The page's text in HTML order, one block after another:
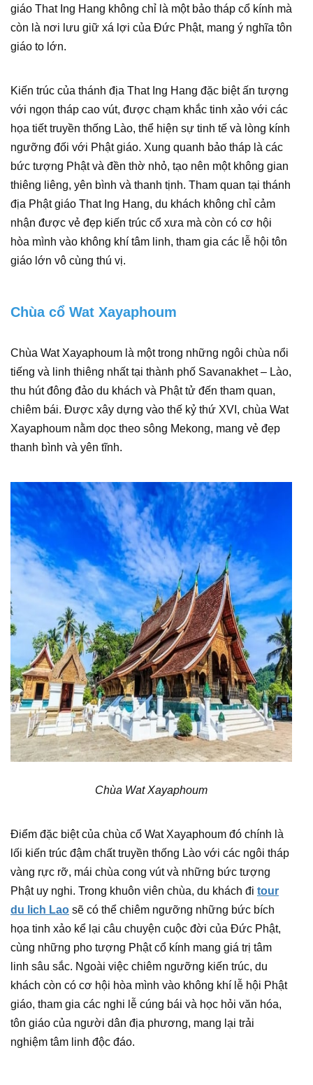
giáo That Ing Hang không chỉ là một bảo tháp cổ kính mà
còn là nơi lưu giữ xá lợi của Đức Phật, mang ý nghĩa tôn
giáo to lớn.
Kiến trúc của thánh địa That Ing Hang đặc biệt ấn tượng
với ngọn tháp cao vút, được chạm khắc tinh xảo với các
họa tiết truyền thống Lào, thể hiện sự tinh tế và lòng kính
ngưỡng đối với Phật giáo. Xung quanh bảo tháp là các
bức tượng Phật và đền thờ nhỏ, tạo nên một không gian
thiêng liêng, yên bình và thanh tịnh. Tham quan tại thánh
địa Phật giáo That Ing Hang, du khách không chỉ cảm
nhận được vẻ đẹp kiến trúc cổ xưa mà còn có cơ hội
hòa mình vào không khí tâm linh, tham gia các lễ hội tôn
giáo lớn vô cùng thú vị.
Chùa cổ Wat Xayaphoum
Chùa Wat Xayaphoum là một trong những ngôi chùa nổi
tiếng và linh thiêng nhất tại thành phố Savanakhet – Lào,
thu hút đông đảo du khách và Phật tử đến tham quan,
chiêm bái. Được xây dựng vào thế kỷ thứ XVI, chùa Wat
Xayaphoum nằm dọc theo sông Mekong, mang vẻ đẹp
thanh bình và yên tĩnh.
Chùa Wat Xayaphoum
Điểm đặc biệt của chùa cổ Wat Xayaphoum đó chính là
lối kiến trúc đậm chất truyền thống Lào với các ngôi tháp
vàng rực rỡ, mái chùa cong vút và những bức tượng
Phật uy nghi. Trong khuôn viên chùa, du khách đi tour
du lich Lao sẽ có thể chiêm ngưỡng những bức bích
họa tinh xảo kể lại câu chuyện cuộc đời của Đức Phật,
cùng những pho tượng Phật cổ kính mang giá trị tâm
linh sâu sắc. Ngoài việc chiêm ngưỡng kiến trúc, du
khách còn có cơ hội hòa mình vào không khí lễ hội Phật
giáo, tham gia các nghi lễ cúng bái và học hỏi văn hóa,
tôn giáo của người dân địa phương, mang lại trải
nghiệm tâm linh độc đáo.